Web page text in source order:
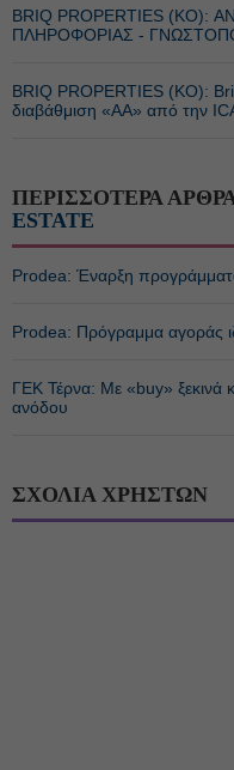
BRIQ PROPERTIES (ΚΟ):
ΠΛΗΡΟΦΟΡΙΑΣ -
BRIQ PROPERTIES (ΚΟ):
διαβάθμιση «AA» από την
ΠΕΡΙΣΣΟΤΕΡΑ
ESTATE
Prodea: Έναρξη
Prodea: Πρόγραμμα αγοράς
ΓΕΚ Τέρνα: Με «buy» ξεκινά
ανόδου
ΣΧΟΛΙΑ ΧΡΗΣΤΩΝ